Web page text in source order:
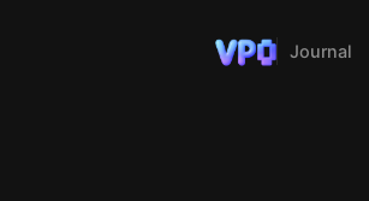
Journal